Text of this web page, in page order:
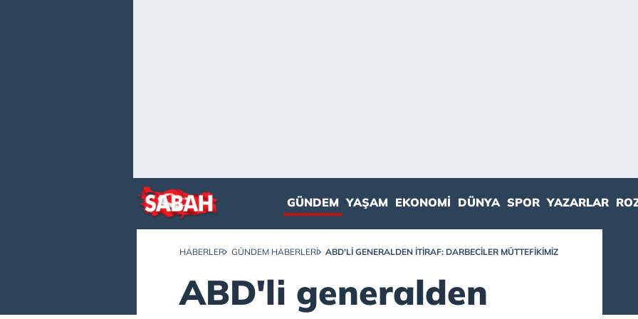
GÜNDEM YAŞAM EKONOMI DÜNYA SPOR YAZARLAR
HABERLER GÜNDEM HABERLERI ABD'LI GENERALDEN ITIRAF: DARBECILER MÜTTEFIKIMIZ
ABD'li generalden